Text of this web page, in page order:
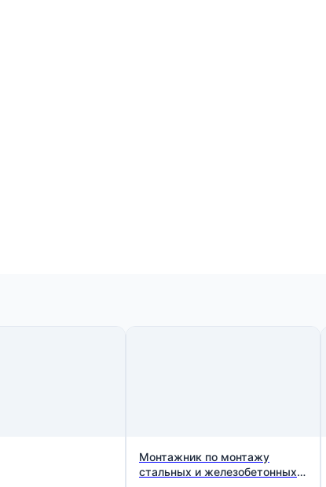
Монтажник по монтажу
стальных и железобетонных